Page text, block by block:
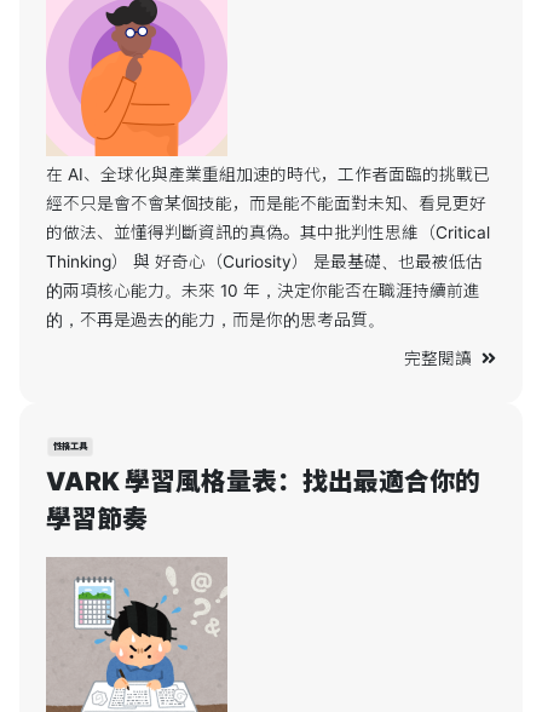
在 AI、全球化與產業重組加速的時代，工作者面臨的挑戰已
經不只是會不會某個技能，而是能不能面對未知、看見更好
的做法、並懂得判斷資訊的真偽。其中批判性思維（Critical
Thinking） 與 好奇心（Curiosity） 是最基礎、也最被低估
的兩項核心能力。未來 10 年，決定你能否在職涯持續前進
的，不再是過去的能力，而是你的思考品質。
完整閱讀
性格工具
VARK 學習風格量表：找出最適合你的
學習節奏